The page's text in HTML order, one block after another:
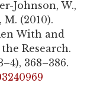
Johnson, W.,
(2010).
With and
Research.
368–386.